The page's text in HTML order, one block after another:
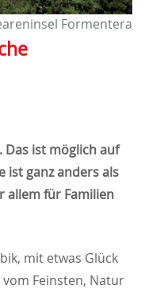
Formentera
Das ist möglich auf
ist ganz anders als
allem für Familien
mit etwas Glück
Feinsten, Natur